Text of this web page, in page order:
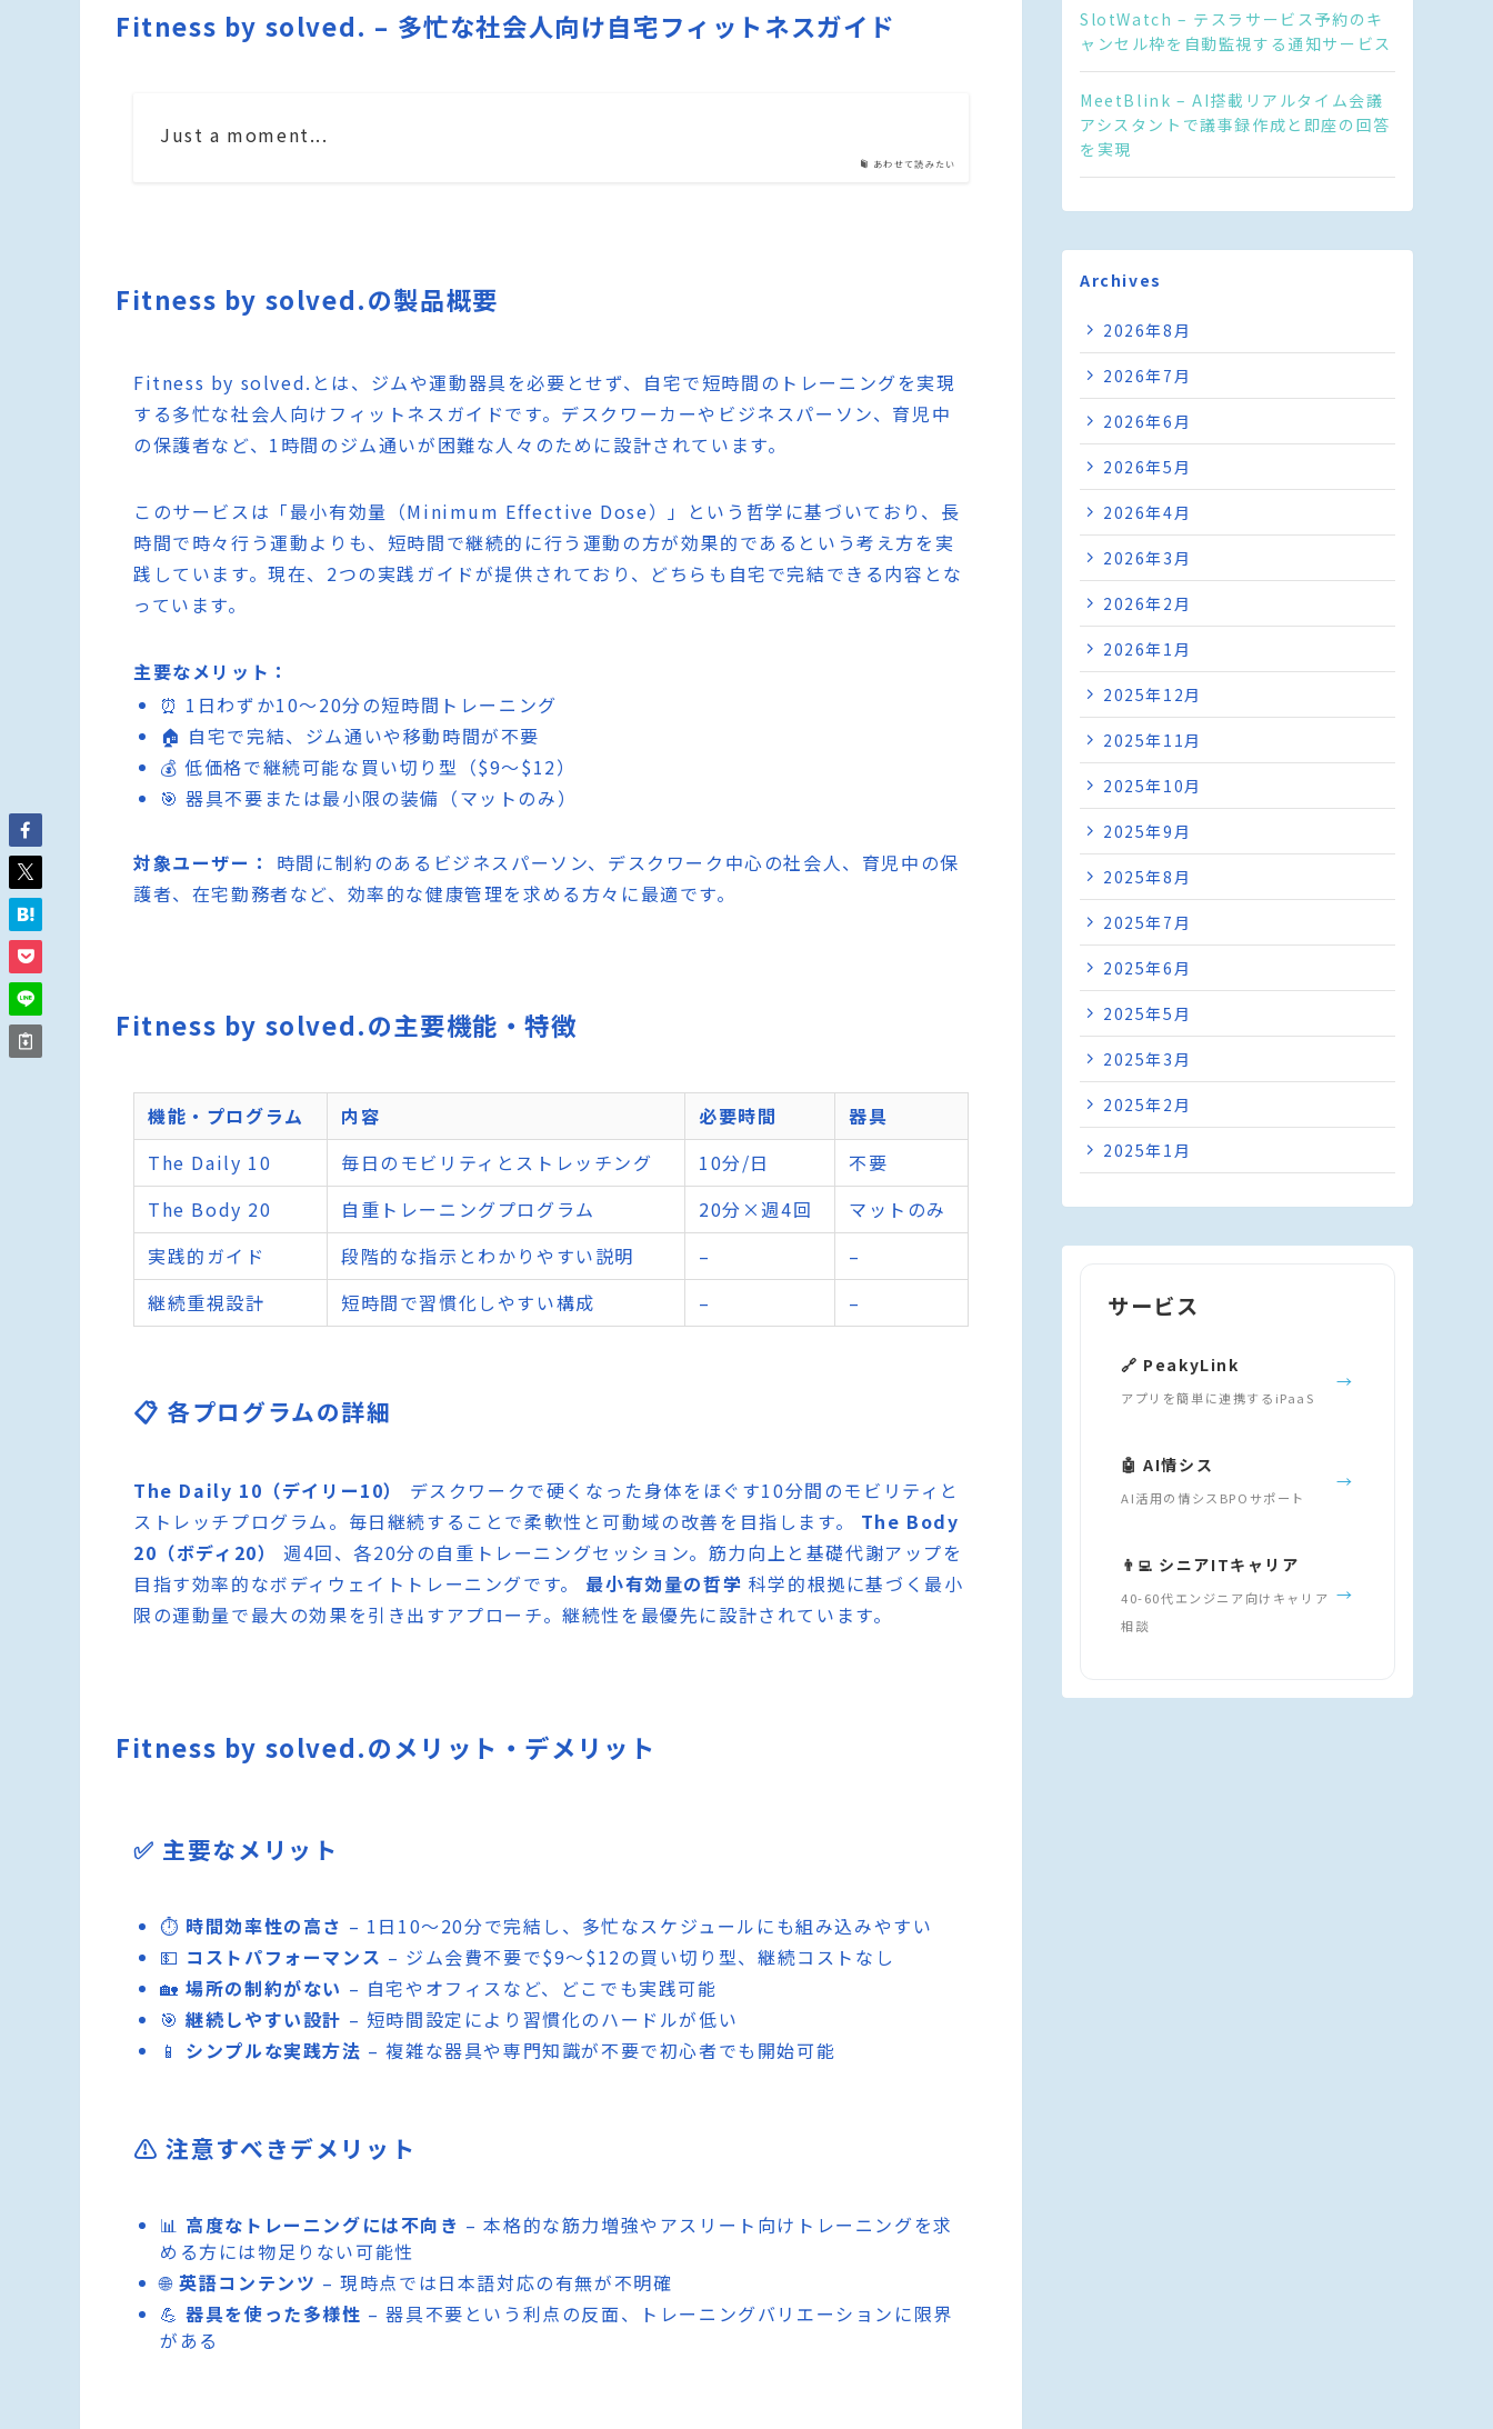
Fitness by solved. – 多忙な社会人向け自宅フィットネスガイド
あわせて読みたい
Just a moment...
Fitness by solved.の製品概要
Fitness by solved.とは、ジムや運動器具を必要とせず、自宅で短時間のトレーニングを実現
する多忙な社会人向けフィットネスガイドです。デスクワーカーやビジネスパーソン、育児中
の保護者など、1時間のジム通いが困難な人々のために設計されています。
このサービスは「最小有効量（Minimum Effective Dose）」という哲学に基づいており、長
時間で時々行う運動よりも、短時間で継続的に行う運動の方が効果的であるという考え方を実
践しています。現在、2つの実践ガイドが提供されており、どちらも自宅で完結できる内容とな
っています。
主要なメリット：
⏰ 1日わずか10〜20分の短時間トレーニング
🏠 自宅で完結、ジム通いや移動時間が不要
💰 低価格で継続可能な買い切り型（$9〜$12）
🎯 器具不要または最小限の装備（マットのみ）
対象ユーザー：
時間に制約のあるビジネスパーソン、デスクワーク中心の社会人、育児中の保
護者、在宅勤務者など、効率的な健康管理を求める方々に最適です。
Fitness by solved.の主要機能・特徴
機能・プログラム 内容 必要時間
器具
The Daily 10
毎日のモビリティとストレッチング 10分/日
不要
The Body 20
自重トレーニングプログラム 20分×週4回
マットのみ
実践的ガイド
段階的な指示とわかりやすい説明 –
–
継続重視設計
短時間で習慣化しやすい構成 – –
📋 各プログラムの詳細
The Daily 10（デイリー10）
デスクワークで硬くなった身体をほぐす10分間のモビリティと
ストレッチプログラム。毎日継続することで柔軟性と可動域の改善を目指します。 The Body
20（ボディ20）
週4回、各20分の自重トレーニングセッション。筋力向上と基礎代謝アップを
目指す効率的なボディウェイトトレーニングです。 最小有効量の哲学 科学的根拠に基づく最小
限の運動量で最大の効果を引き出すアプローチ。継続性を最優先に設計されています。
Fitness by solved.のメリット・デメリット
✅ 主要なメリット
⏱️ 時間効率性の高さ – 1日10〜20分で完結し、多忙なスケジュールにも組み込みやすい
💵 コストパフォーマンス – ジム会費不要で$9〜$12の買い切り型、継続コストなし
🏡場所の制約がない – 自宅やオフィスなど、どこでも実践可能
🎯継続しやすい設計 – 短時間設定により習慣化のハードルが低い
📱 シンプルな実践方法 – 複雑な器具や専門知識が不要で初心者でも開始可能
⚠️ 注意すべきデメリット
📊 高度なトレーニングには不向き – 本格的な筋力増強やアスリート向けトレーニングを求
める方には物足りない可能性
🌐英語コンテンツ – 現時点では日本語対応の有無が不明確
💪器具を使った多様性 – 器具不要という利点の反面、トレーニングバリエーションに限界
がある
SlotWatch – テスラサービス予約のキ
ャンセル枠を自動監視する通知サービス
MeetBlink – AI搭載リアルタイム会議
アシスタントで議事録作成と即座の回答
を実現
Archives
2026年8月
2026年7月
2026年6月
2026年5月
2026年4月
2026年3月
2026年2月
2026年1月
2025年12月
2025年11月
2025年10月
2025年9月
2025年8月
2025年7月
2025年6月
2025年5月
2025年3月
2025年2月
2025年1月
サービス
🔗 PeakyLink
アプリを簡単に連携するiPaaS
→
🤖 AI情シス
AI活用の情シスBPOサポート
→
👨‍💻 シニアITキャリア
40-60代エンジニア向けキャリア
相談
→